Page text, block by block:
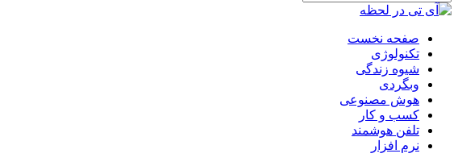
صفحه نخست
تکنولوژی
شیوه زندگی
وبگردی
هوش مصنوعی
کسب و کار
تلفن هوشمند
نرم افزار